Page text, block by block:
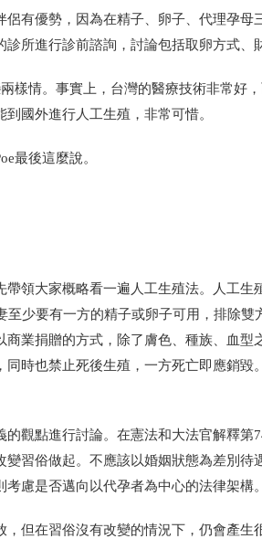
有優勢，因為在精子、卵子、代理孕母
所進行診前諮詢，討論包括取卵方式、
樣情。事實上，台灣的醫療技術非常好
國外進行人工生殖，非常可惜。
最後這麼說。
領大家概略看一遍人工生殖法。人工生
至少要有一方的精子或卵子可用，排除
商業捐贈的方式，除了膚色、種族、血
時也禁止死後生殖，一方死亡即應銷
的觀點進行討論。在憲法和大法官解釋
習俗做起。不應該以婚姻狀態為差別
慮是否邁向以代孕者為中心的法律架構。
但在習俗沒有改變的情況下，仍會產生